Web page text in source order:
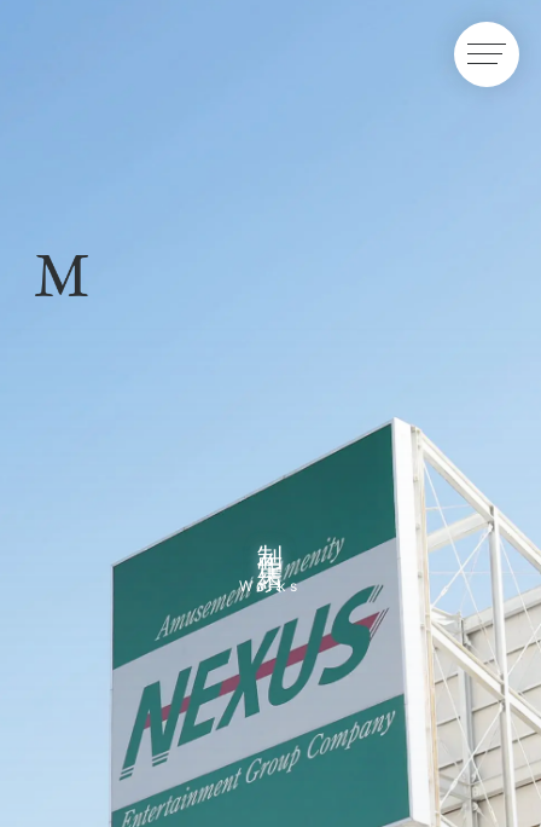
群馬県高崎市のデザイン・Web制作・映像制作・ブ
制作実績
Works